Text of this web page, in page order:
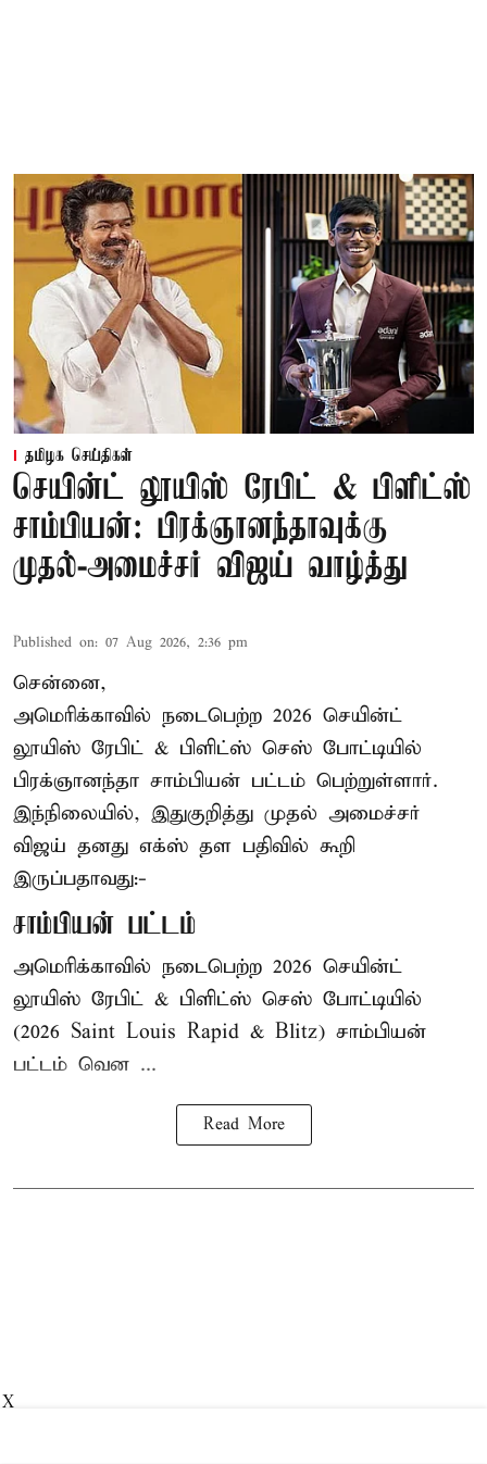
தமிழக செய்திகள்
செயின்ட் லூயிஸ் ரேபிட் & பிளிட்ஸ்
சாம்பியன்: பிரக்ஞானந்தாவுக்கு
முதல்-அமைச்சர் விஜய் வாழ்த்து
Published on: 07 Aug 2026, 2:36 pm
சென்னை,
அமெரிக்காவில் நடைபெற்ற 2026 செயின்ட்
லூயிஸ் ரேபிட் & பிளிட்ஸ் செஸ் போட்டியில்
பிரக்ஞானந்தா சாம்பியன் பட்டம் பெற்றுள்ளார்.
இந்நிலையில், இதுகுறித்து முதல் அமைச்சர்
விஜய் தனது எக்ஸ் தள பதிவில் கூறி
இருப்பதாவது:-
சாம்பியன் பட்டம்
அமெரிக்காவில் நடைபெற்ற 2026 செயின்ட்
லூயிஸ் ரேபிட் & பிளிட்ஸ் செஸ் போட்டியில்
(2026 Saint Louis Rapid & Blitz) சாம்பியன்
பட்டம் வென ...
Read More
X